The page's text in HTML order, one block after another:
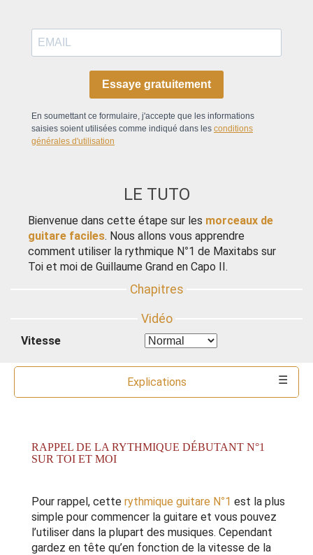
Essaye gratuitement
En soumettant ce formulaire, j'accepte que les informations
saisies soient utilisées comme indiqué dans les conditions
générales d'utilisation
LE TUTO
Bienvenue dans cette étape sur les morceaux de
guitare faciles. Nous allons vous apprendre
comment utiliser la rythmique N°1 de Maxitabs sur
Toi et moi de Guillaume Grand en Capo II.
Vitesse
Explications
RAPPEL DE LA RYTHMIQUE DÉBUTANT N°1
SUR TOI ET MOI
Pour rappel, cette rythmique guitare N°1 est la plus
simple pour commencer la guitare et vous pouvez
l’utiliser dans la plupart des musiques. Cependant
gardez en tête qu’en fonction de la vitesse de la